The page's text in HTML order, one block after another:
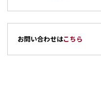
お問い合わせはこちら